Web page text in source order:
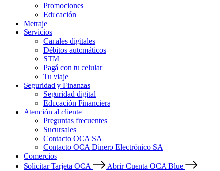
Promociones
Educación
Metraje
Servicios
Canales digitales
Débitos automáticos
STM
Pagá con tu celular
Tu viaje
Seguridad y Finanzas
Seguridad digital
Educación Financiera
Atención al cliente
Preguntas frecuentes
Sucursales
Contacto OCA SA
Contacto OCA Dinero Electrónico SA
Comercios
Solicitar Tarjeta OCA
Abrir Cuenta OCA Blue